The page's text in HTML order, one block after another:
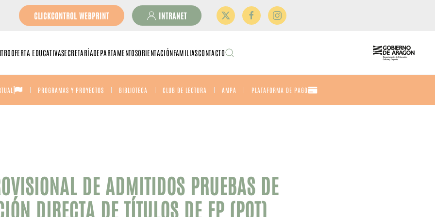
CLICKCONTROL WEBPRINT INTRANET
OFERTA EDUCATIVASECRETARÍADEPARTAMENTOSORIENTACIÓNFAMILIASCONTACTO
PROGRAMAS Y PROYECTOS BIBLIOTECA CLUB DE LECTURA AMPA PLATAFORMA DE PAGO
DE ADMITIDOS PRUEBAS DE
DIRECTA DE TÍTULOS DE FP (POT)